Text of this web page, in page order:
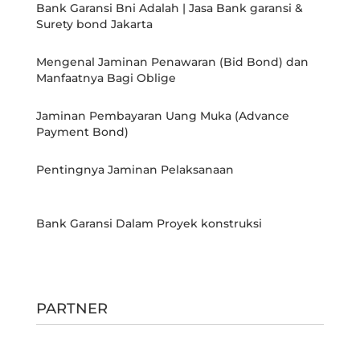
Bank Garansi Bni Adalah | Jasa Bank garansi &
Surety bond Jakarta
Mengenal Jaminan Penawaran (Bid Bond) dan
Manfaatnya Bagi Oblige
Jaminan Pembayaran Uang Muka (Advance
Payment Bond)
Pentingnya Jaminan Pelaksanaan
Bank Garansi Dalam Proyek konstruksi
PARTNER